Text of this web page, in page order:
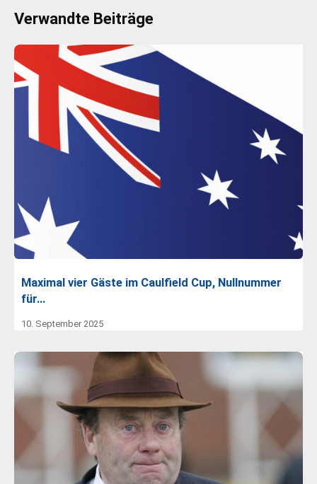
Verwandte Beiträge
Maximal vier Gäste im Caulfield Cup, Nullnummer
für…
10. September 2025